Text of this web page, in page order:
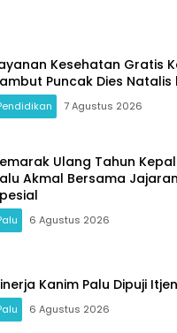
Kesehatan Gratis
Puncak Dies
7 Agustus 2026
Ulang Tahun
Akmal Bersama
6 Agustus 2026
Kanim Palu Dipuji
6 Agustus 2026